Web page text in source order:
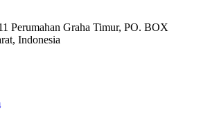
Perumahan Graha Timur, PO. BOX
Indonesia